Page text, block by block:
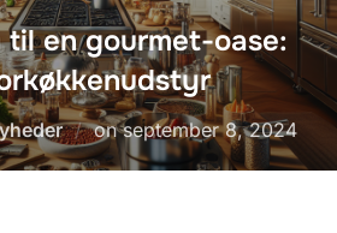
til en gourmet-oase:
onUdgivet
d.
september 8, 2024